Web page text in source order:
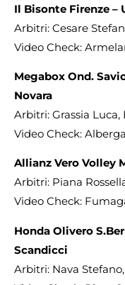
Il Bisonte Firenze –
Arbitri: Cesare
Video Check:
Megabox Ond.
Novara
Arbitri: Grassia Luca,
Video Check:
Allianz Vero Volley
Arbitri: Piana
Video Check:
Honda Olivero
Scandicci
Arbitri: Nava